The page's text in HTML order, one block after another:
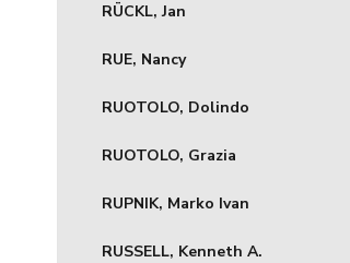
RÜCKL, Jan
RUE, Nancy
RUOTOLO, Dolindo
RUOTOLO, Grazia
RUPNIK, Marko Ivan
RUSSELL, Kenneth A.